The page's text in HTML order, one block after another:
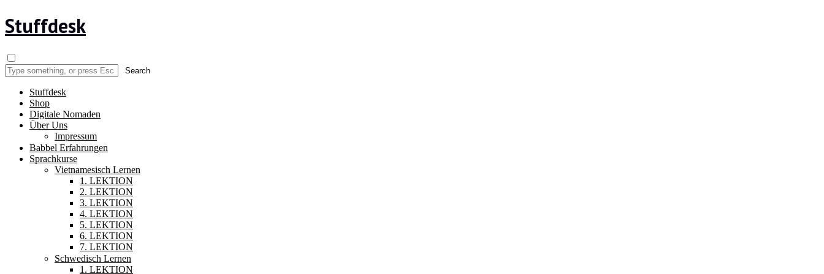
Stuffdesk
Stuffdesk
Shop
Digitale Nomaden
Über Uns
Impressum
Babbel Erfahrungen
Sprachkurse
Vietnamesisch Lernen
1. LEKTION
2. LEKTION
3. LEKTION
4. LEKTION
5. LEKTION
6. LEKTION
7. LEKTION
Schwedisch Lernen
1. LEKTION